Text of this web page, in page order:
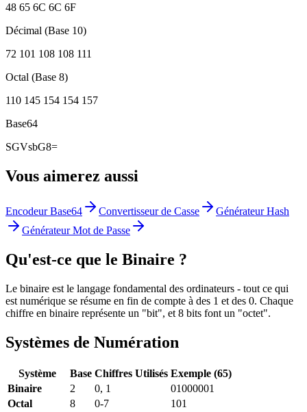
48 65 6C 6C 6F
Décimal (Base 10)
72 101 108 108 111
Octal (Base 8)
110 145 154 154 157
Base64
SGVsbG8=
Vous aimerez aussi
Encodeur Base64 Convertisseur de Casse
Générateur Hash
Générateur Mot de Passe
Qu'est-ce que le Binaire ?
Le binaire est le langage fondamental des ordinateurs - tout ce qui
est numérique se résume en fin de compte à des 1 et des 0. Chaque
chiffre en binaire représente un "bit", et 8 bits font un "octet".
Systèmes de Numération
Système Base Chiffres Utilisés Exemple (65)
Binaire
2 0, 1
01000001
Octal
8 0-7
101